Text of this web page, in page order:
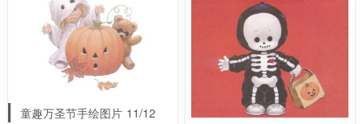
童趣万圣节手绘图片 11/12